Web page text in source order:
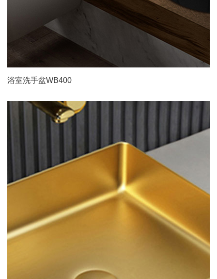
浴室洗手盆WB400